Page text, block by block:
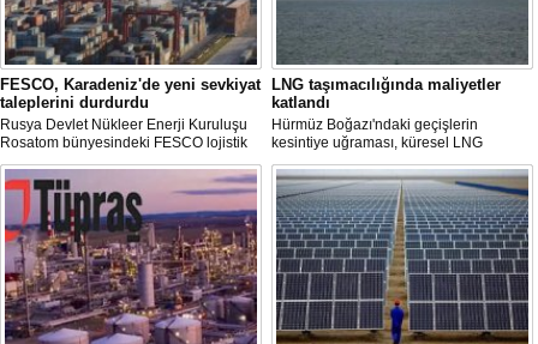
FESCO, Karadeniz'de yeni sevkiyat
taleplerini durdurdu
Rusya Devlet Nükleer Enerji Kuruluşu
Rosatom bünyesindeki FESCO lojistik
şirketi, Karadeniz üzerinden yapılacak
sevkiyatlara ilişkin yeni taleplerin
kabulünü geçici olarak durdurdu.
LNG taşımacılığında maliyetler
katlandı
Hürmüz Boğazı'ndaki geçişlerin
kesintiye uğraması, küresel LNG
arzında aksamalara yol açarken sefer
sürelerini uzattı ve gemi kiralama ile
deniz yakıtı maliyetlerini 2022 enerji
krizinden bu yana en yüksek seviyelere
çıkardı.